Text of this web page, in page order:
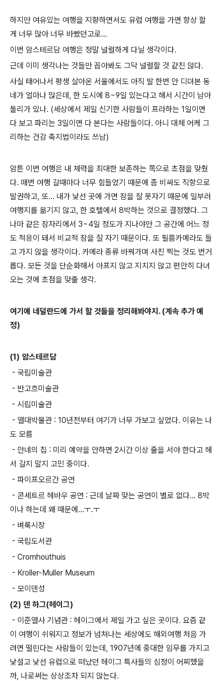
하지만 여유있는 여행을 지향하면서도 유럽 여행을 가면 항상 할
게 너무 많아 너무 바빴던고로...
이번 암스테르담 여행은 정말 널럴하게 다닐 생각이다.
근데 이미 생각나는 것들만 꼽아봐도 그닥 널럴할 것 같진 않다.
사실 태어나서 평생 살아온 서울에서도 아직 발 한번 안 디뎌본 동
네가 얼마나 많은데, 한 도시에 8~9일 있는다고 해서 시간이 남아
돌리가 있나. (세상에서 제일 신기한 사람들이 프라하는 1일이면
다 보고 파리는 3일이면 다 본다는 사람들이다. 아니 대체 어케 그
리하는 건감 축지법이라도 쓰남)
암튼 이번 여행은 내 체력을 최대한 보존하는 쪽으로 초점을 맞췄
다. 매번 여행 갈때마다 너무 힘들었기 때문에 좀 비싸도 직항으로
발권하고, 또... 내가 낯선 곳에 가면 잠을 잘 못자기 때문에 일부러
여행지를 옮기지 않고, 한 호텔에서 8박하는 것으로 결정했다. 그
나마 같은 잠자리에서 3~4일 정도가 지나야만 그 공간에 어느 정
도 적응이 돼서 비교적 잠을 잘 자기 때문이다. 또 필름카메라도 들
고 가지 않을 생각이다. 카메라 종류 바꿔가며 사진 찍는 것도 번거
롭다. 모든 것을 단순화해서 아프지 않고 지치지 않고 편안히 다녀
오는 것에 초점을 맞출 생각.
여기에 네덜란드에 가서 할 것들을 정리해봐야지. (계속 추가 예
정)
(1) 암스테르담
- 국립미술관
- 반고흐미술관
- 시립미술관
- 열대박물관 : 10년전부터 여기가 너무 가보고 싶었다. 이유는 나
도 모름
- 안네의 집 : 미리 예약을 안하면 2시간 이상 줄을 서야 한다고 해
서 갈지 말지 고민 중이다.
- 파이프오르간 공연
- 콘세트르 헤바우 공연 : 근데 날짜 맞는 공연이 별로 없다... 8박
이나 하는데 왜 때문에...ㅜ.ㅜ
- 벼룩시장
- 국립도서관
- Cromhouthuis
- Kroller-Muller Museum
- 모이덴성
(2) 덴 하그(헤이그)
- 이준열사 기념관 : 헤이그에서 제일 가고 싶은 곳이다. 요즘 같
이 여행이 쉬워지고 정보가 넘쳐나는 세상에도 해외여행 처음 가
려면 떨린다는 사람들이 있는데, 1907년에 중대한 임무를 가지고
낯설고 낯선 유럽으로 떠났던 헤이그 특사들의 심정이 어찌했을
까, 나로써는 상상조차 되지 않는다.